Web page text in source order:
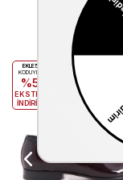
EKLE5
KODUYLA
%5
EKSTRA
İNDİRİM